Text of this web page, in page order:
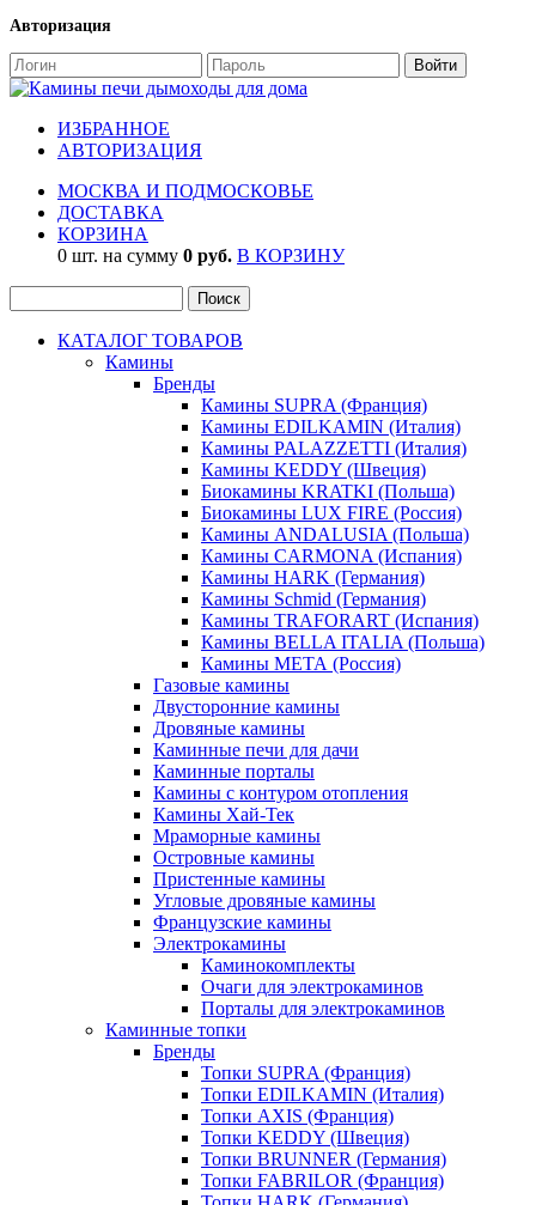
Авторизация
ИЗБРАННОЕ
АВТОРИЗАЦИЯ
МОСКВА И ПОДМОСКОВЬЕ
ДОСТАВКА
КОРЗИНА
0 шт. на сумму 0 руб. В КОРЗИНУ
КАТАЛОГ ТОВАРОВ
Камины
Бренды
Камины SUPRA (Франция)
Камины EDILKAMIN (Италия)
Камины PALAZZETTI (Италия)
Камины KEDDY (Швеция)
Биокамины KRATKI (Польша)
Биокамины LUX FIRE (Россия)
Камины ANDALUSIA (Польша)
Камины CARMONA (Испания)
Камины HARK (Германия)
Камины Schmid (Германия)
Камины TRAFORART (Испания)
Камины BELLA ITALIA (Польша)
Камины МЕТА (Россия)
Газовые камины
Двусторонние камины
Дровяные камины
Каминные печи для дачи
Каминные порталы
Камины с контуром отопления
Камины Хай-Тек
Мраморные камины
Островные камины
Пристенные камины
Угловые дровяные камины
Французские камины
Электрокамины
Каминокомплекты
Очаги для электрокаминов
Порталы для электрокаминов
Каминные топки
Бренды
Топки SUPRA (Франция)
Топки EDILKAMIN (Италия)
Топки AXIS (Франция)
Топки KEDDY (Швеция)
Топки BRUNNER (Германия)
Топки FABRILOR (Франция)